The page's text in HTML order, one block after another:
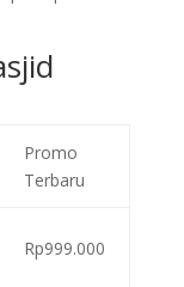
Promo
Terbaru
Rp999.000